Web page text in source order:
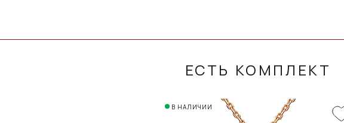
ЕСТЬ КОМПЛЕКТ
В НАЛИЧИИ